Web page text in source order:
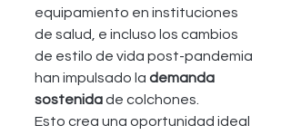
equipamiento en instituciones
de salud, e incluso los cambios
de estilo de vida post-pandemia
han impulsado la demanda
sostenida de colchones.
Esto crea una oportunidad ideal